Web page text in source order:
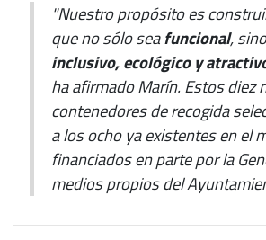
"Nuestro propósito es
que no sólo seafuncional,
inclusivo, ecológico y
ha afirmado Marín. Estos diez
contenedores de recogida
a los ocho ya existentes en el
financiados en parte por la
medios propios del